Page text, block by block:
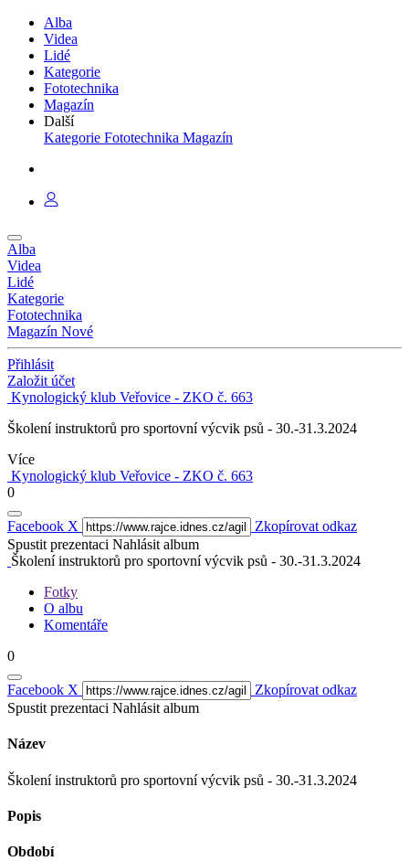
Alba
Videa
Lidé
Kategorie
Fototechnika
Magazín
Další
Kategorie Fototechnika Magazín
Alba
Videa
Lidé
Kategorie
Fototechnika
Magazín Nové
Přihlásit
Založit účet
Kynologický klub Veřovice - ZKO č. 663
Školení instruktorů pro sportovní výcvik psů - 30.-31.3.2024
Více
Kynologický klub Veřovice - ZKO č. 663
0
Facebook X
Zkopírovat odkaz
Spustit prezentaci Nahlásit album
Školení instruktorů pro sportovní výcvik psů - 30.-31.3.2024
Fotky
O albu
Komentáře
0
Facebook X
Zkopírovat odkaz
Spustit prezentaci Nahlásit album
Název
Školení instruktorů pro sportovní výcvik psů - 30.-31.3.2024
Popis
Období